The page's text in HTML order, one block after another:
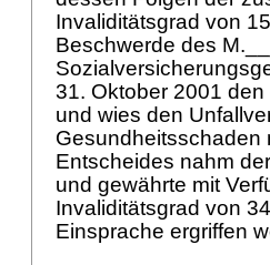
Invaliditätsgrad von
Beschwerde des
31. Oktober 2001
und wies den
Gesundheitsschaden
Entscheides nahm
und gewährte mit
Invaliditätsgrad von
Einsprache ergriffen